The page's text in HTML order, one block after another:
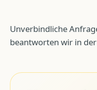
Unverbindliche
beantworten wir in